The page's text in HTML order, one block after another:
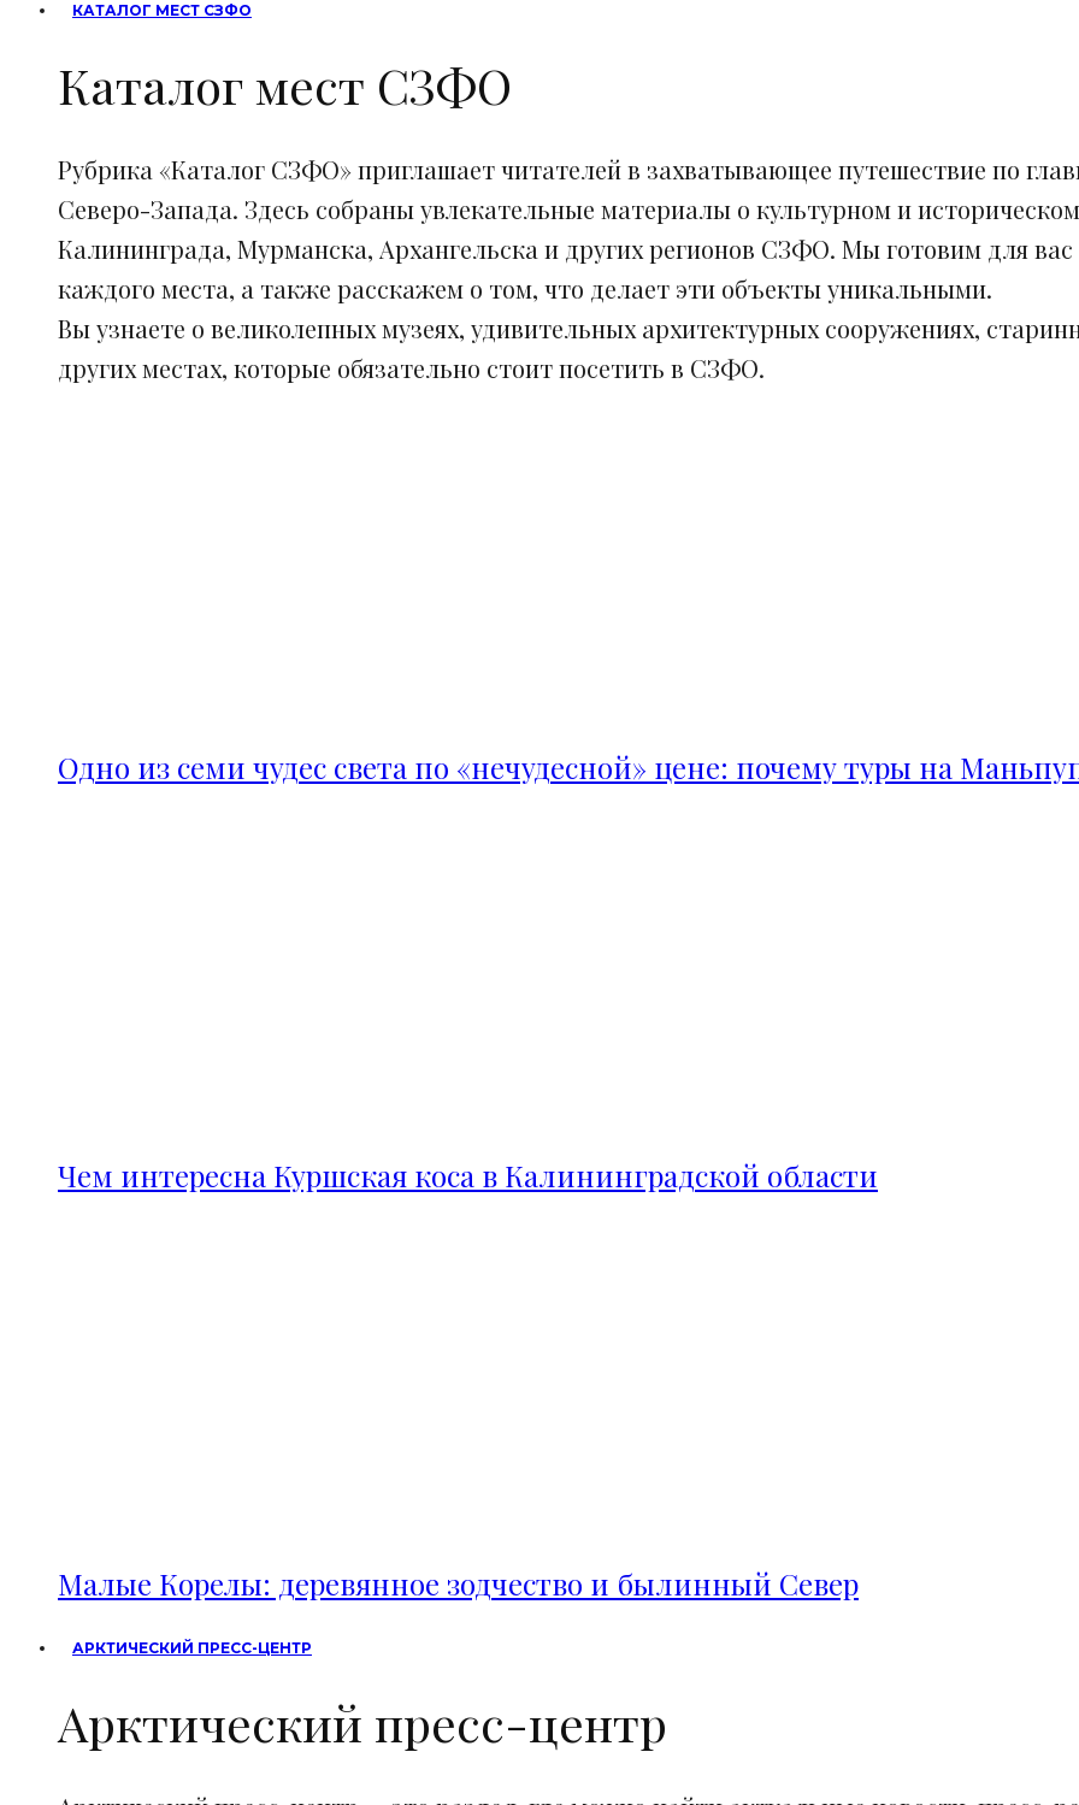
КАТАЛОГ МЕСТ СЗФО
Каталог мест СЗФО
Рубрика «Каталог СЗФО» приглашает читателей в захватывающее путешествие по
Северо-Запада. Здесь собраны увлекательные материалы о культурном и
Калининграда, Мурманска, Архангельска и других регионов СЗФО. Мы готовим для
каждого места, а также расскажем о том, что делает эти объекты уникальными.
Вы узнаете о великолепных музеях, удивительных архитектурных сооружениях,
других местах, которые обязательно стоит посетить в СЗФО.
Одно из семи чудес света по «нечудесной» цене: почему туры на
Чем интересна Куршская коса в Калининградской области
Малые Корелы: деревянное зодчество и былинный Север
АРКТИЧЕСКИЙ ПРЕСС-ЦЕНТР
Арктический пресс-центр